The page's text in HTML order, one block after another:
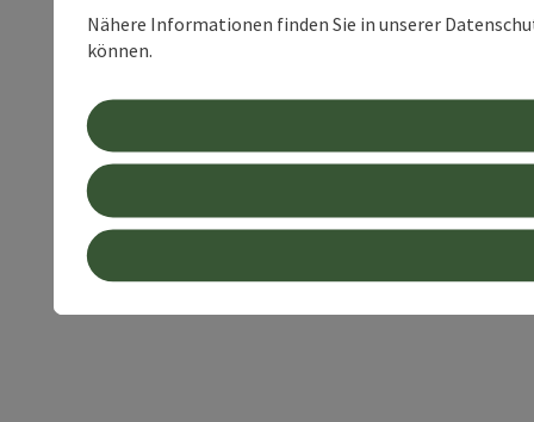
Nähere Informationen finden Sie in unserer
können.